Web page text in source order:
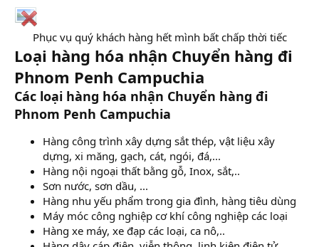
Phục vụ quý khách hàng hết mình bất chấp thời tiếc​
Loại hàng hóa nhận Chuyển hàng đi
Phnom Penh Campuchia
Các loại hàng hóa nhận Chuyển hàng đi
Phnom Penh Campuchia
Hàng công trình xây dựng sắt thép, vật liệu xây
dựng, xi măng, gạch, cát, ngói, đá,...
Hàng nội ngoại thất bằng gỗ, Inox, sắt,..
Sơn nước, sơn dầu, ...
Hàng nhu yếu phẩm trong gia đình, hàng tiêu dùng
Máy móc công nghiệp cơ khí công nghiệp các loại
Hàng xe máy, xe đạp các loại, ca nô,..